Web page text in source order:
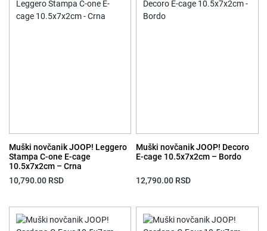
Muški novčanik JOOP! Leggero
Stampa C-one E-cage
10.5x7x2cm – Crna
10,790.00 RSD
Muški novčanik JOOP! Decoro
E-cage 10.5x7x2cm – Bordo
12,790.00 RSD